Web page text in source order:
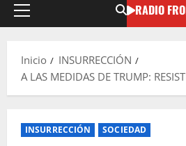
Menú
RADIO
Inicio
INSURRECCIÓN
A LAS MEDIDAS DE TRUMP:
INSURRECCIÓN SOCIEDAD